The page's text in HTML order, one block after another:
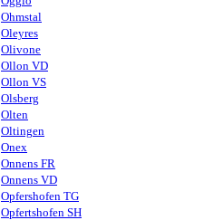
Ohmstal
Oleyres
Olivone
Ollon VD
Ollon VS
Olsberg
Olten
Oltingen
Onex
Onnens FR
Onnens VD
Opfershofen TG
Opfertshofen SH